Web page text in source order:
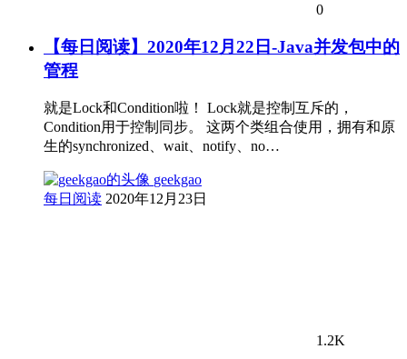
0
【每日阅读】2020年12月22日-Java并发包中的
管程
就是Lock和Condition啦！ Lock就是控制互斥的，
Condition用于控制同步。 这两个类组合使用，拥有和原
生的synchronized、wait、notify、no…
geekgao
每日阅读 2020年12月23日
1.2K